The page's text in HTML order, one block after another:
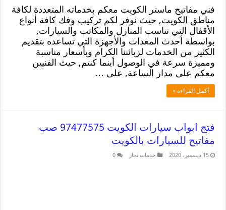
فني مفاتيح ماستر الكويت معكم بخدماته المتعددة لكافة
مناطق الكويت, حيث نوفر لكم تركيب وفك كافة أنواع
الأقفال التي تناسب المنازل والمكاتب والسيارات,
بواسطة أحدث المعدات والأجهزة التي تساعده بتقديم
الكثير من الخدمات لزبائننا الكرام وبأسعار مناسبة
ومميزة سرعة في الوصول أينما كنتم, حيث الفنيين
معكم على مدار الساعة, على …
أكمل القراءة »
فتح ابواب سيارات الكويت 97477575 صب
مفاتيح للسيارات بالكويت
15 ديسمبر، 2020 خدمات نجار 0